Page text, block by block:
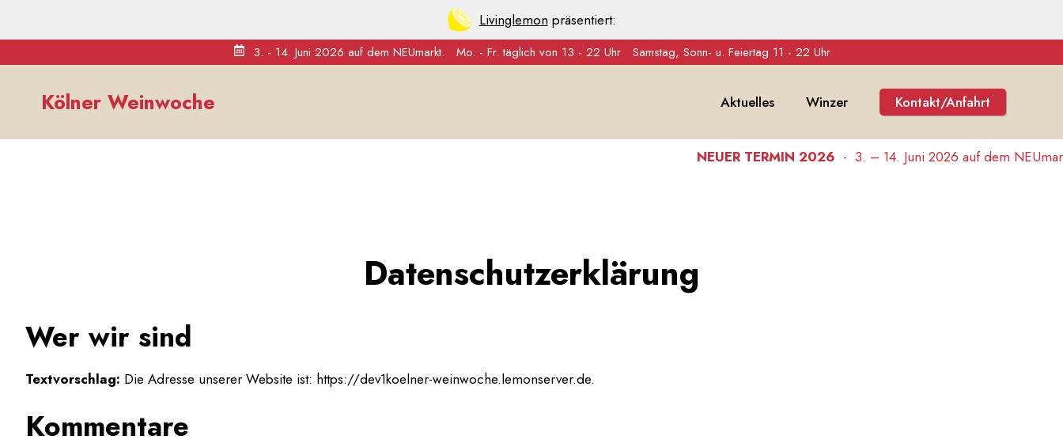
Livinglemon präsentiert:
3. - 14. Juni 2026 auf dem NEUmarkt. Mo. - Fr. täglich von 13 - 22 Uhr Samstag, Sonn- u. Feiertag 11 - 22 Uhr
springenKölner Weinwoche Aktuelles Winzer Kontakt/Anfahrt
NEUER TERMIN 2026 - 3. – 14. Juni 2026 auf dem NEUmarkt.
Datenschutzerklärung
Wer wir sind
Textvorschlag: Die Adresse unserer Website ist: https://dev1koelner-weinwoche.lemonserver.de.
Kommentare